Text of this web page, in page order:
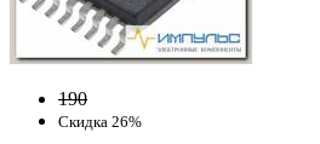
190
Скидка 26%